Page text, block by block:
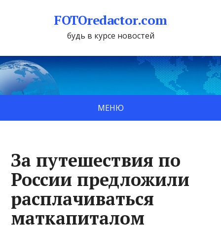
FOTOredactor.com
будь в курсе новостей
МЕНЮ
За путешествия по
России предложили
расплачиваться
маткапиталом